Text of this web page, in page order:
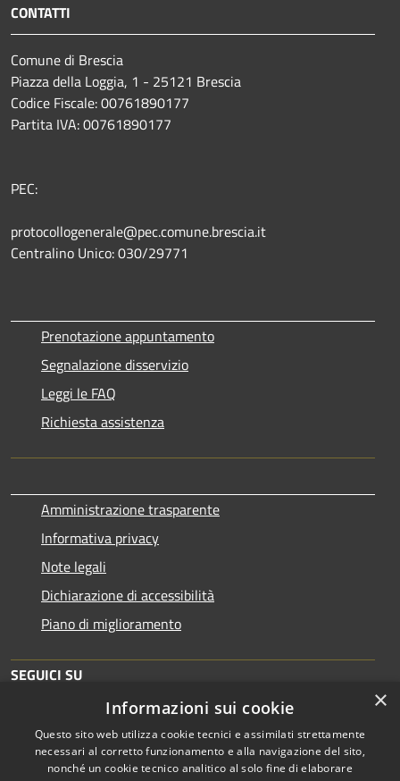
CONTATTI
Comune di Brescia
Piazza della Loggia, 1 - 25121 Brescia
Codice Fiscale: 00761890177
Partita IVA: 00761890177
PEC:
protocollogenerale@pec.comune.brescia.it
Centralino Unico: 030/29771
Prenotazione appuntamento
Segnalazione disservizio
Leggi le FAQ
Richiesta assistenza
Amministrazione trasparente
Informativa privacy
Note legali
Dichiarazione di accessibilità
Piano di miglioramento
SEGUICI SU
×
Informazioni sui cookie
Questo sito web utilizza cookie tecnici e assimilati strettamente
necessari al corretto funzionamento e alla navigazione del sito,
nonché un cookie tecnico analitico al solo fine di elaborare